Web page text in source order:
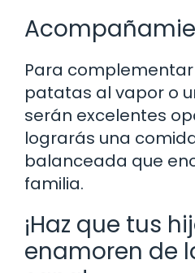
Para
patatas al vapor o
serán excelentes
lograrás una
balanceada que
familia.
¡Haz que tus
enamoren de